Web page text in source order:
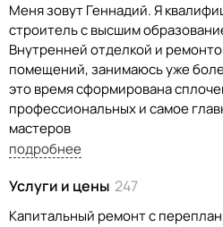
Меня зовут Геннадий. Я
строитель с высшим
Внутренней отделкой и
помещений, занимаюсь уже
это время сформирована
профессиональных и самое
мастеров
Каждый рабочий прошел
степень доверия. Каждый
а не хватается за всё подряд.
подробнее
Услуги и цены 247
Капитальный ремонт с